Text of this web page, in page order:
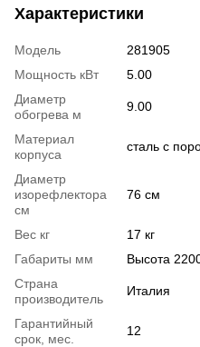
Характеристики
Модель
281905
Мощность кВт
5.00
Диаметр
обогрева м
9.00
Материал
корпуса
сталь с
Диаметр
изорефлектора
см
76 см
Вес кг
17 кг
Габариты мм
Высота
Страна
производитель
Италия
Гарантийный
срок, мес.
12